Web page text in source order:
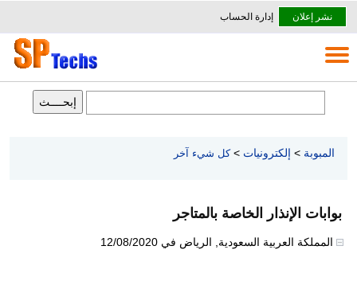
نشر إعلان إدارة الحساب
المبوبة > إلكترونيات > كل شيء آخر
بوابات الإنذار الخاصة بالمتاجر
المملكة العربية السعودية الرياض في 12/08/2020